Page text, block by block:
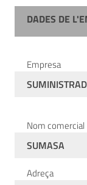
DADES DE
Empresa
Nom comercial
SUMASA
Adreça